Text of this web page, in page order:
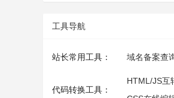
工具导航
站长常用工具： 域名备案查
代码转换工具：
HTML/JS互